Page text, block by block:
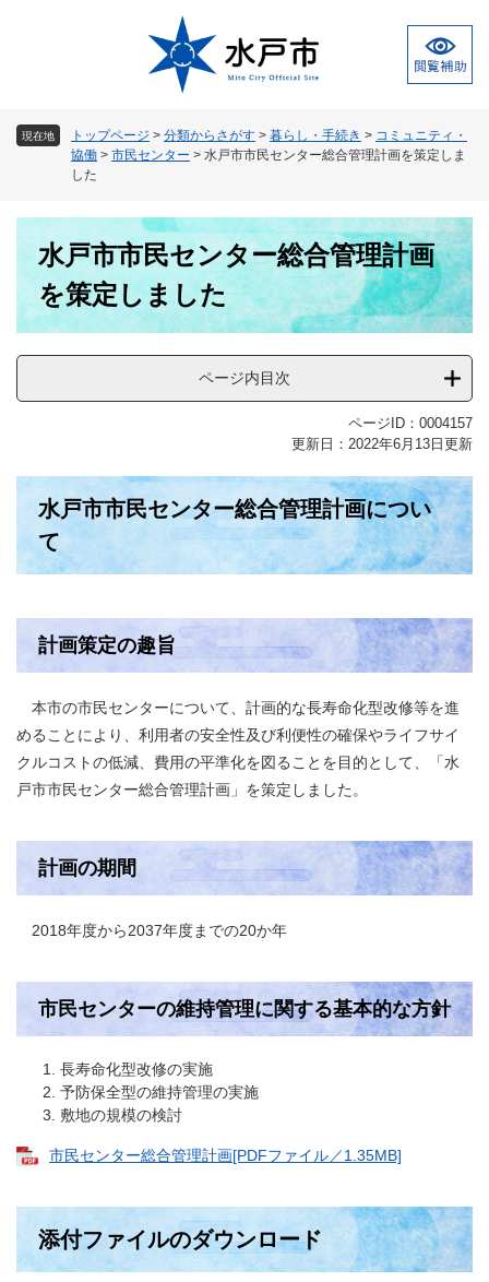
現在地 トップページ > 分類からさがす > 暮らし・手続き > コミュニティ・
協働 > 市民センター > 水戸市市民センター総合管理計画を策定しま
した
水戸市市民センター総合管理計画
を策定しました
ページ内目次
ページID：0004157
更新日：2022年6月13日更新
水戸市市民センター総合管理計画につい
て
計画策定の趣旨
本市の市民センターについて、計画的な長寿命化型改修等を進
めることにより、利用者の安全性及び利便性の確保やライフサイ
クルコストの低減、費用の平準化を図ることを目的として、「水
戸市市民センター総合管理計画」を策定しました。
計画の期間
2018年度から2037年度までの20か年
市民センターの維持管理に関する基本的な方針
長寿命化型改修の実施
予防保全型の維持管理の実施
敷地の規模の検討
市民センター総合管理計画[PDFファイル／1.35MB]
添付ファイルのダウンロード